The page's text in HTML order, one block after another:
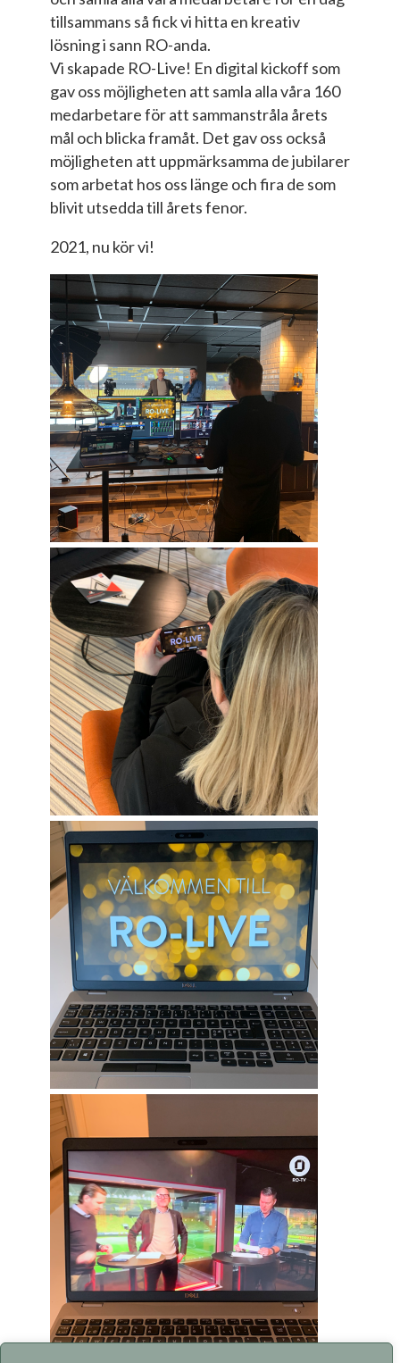
tillsammans så fick vi hitta en kreativ
lösning i sann RO-anda.
Vi skapade RO-Live! En digital kickoff som
gav oss möjligheten att samla alla våra 160
medarbetare för att sammanstråla årets
mål och blicka framåt. Det gav oss också
möjligheten att uppmärksamma de jubilarer
som arbetat hos oss länge och fira de som
blivit utsedda till årets fenor.
2021, nu kör vi!